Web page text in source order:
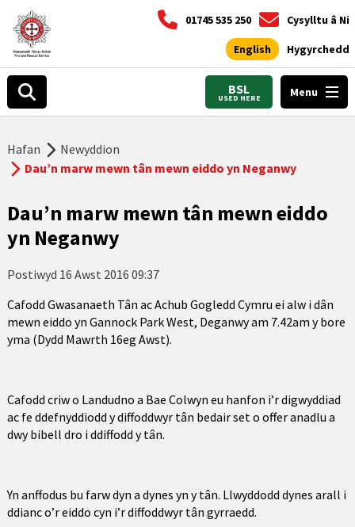
01745 535 250 Cysylltu â Ni
English Hygyrchedd
BSL
USED HERE Menu
Hafan
Newyddion
Dau’n marw mewn tân mewn eiddo yn Neganwy
Dau’n marw mewn tân mewn eiddo
yn Neganwy
Postiwyd 16 Awst 2016 09:37
Cafodd Gwasanaeth Tân ac Achub Gogledd Cymru ei alw i dân
mewn eiddo yn Gannock Park West, Deganwy am 7.42am y bore
yma (Dydd Mawrth 16eg Awst).
Cafodd criw o Landudno a Bae Colwyn eu hanfon i’r digwyddiad
ac fe ddefnyddiodd y diffoddwyr tân bedair set o offer anadlu a
dwy bibell dro i ddiffodd y tân.
Yn anffodus bu farw dyn a dynes yn y tân. Llwyddodd dynes arall i
ddianc o’r eiddo cyn i’r diffoddwyr tân gyrraedd.